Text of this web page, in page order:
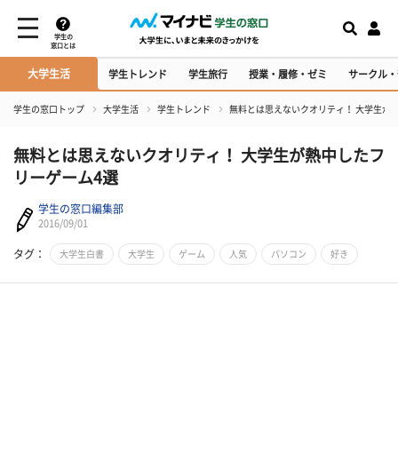
学生の
窓口とは
大学生活 学生トレンド 学生旅行 授業・履修・ゼミ サークル
学生の窓口トップ 大学生活 学生トレンド 無料とは思えないクオリティ！ 大学生が
無料とは思えないクオリティ！ 大学生が熱中したフ
リーゲーム4選
学生の窓口編集部
2016/09/01
タグ： 大学生白書 大学生 ゲーム 人気 パソコン 好き